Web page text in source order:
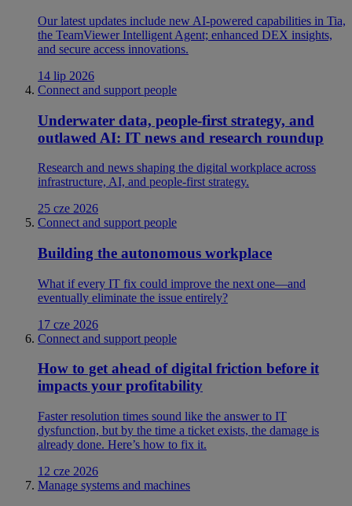
Our latest updates include new AI-powered capabilities in Tia,
the TeamViewer Intelligent Agent; enhanced DEX insights,
and secure access innovations.
14 lip 2026
Connect and support people
Underwater data, people-first strategy, and
outlawed AI: IT news and research roundup
Research and news shaping the digital workplace across
infrastructure, AI, and people-first strategy.
25 cze 2026
Connect and support people
Building the autonomous workplace
What if every IT fix could improve the next one—and
eventually eliminate the issue entirely?
17 cze 2026
Connect and support people
How to get ahead of digital friction before it
impacts your profitability
Faster resolution times sound like the answer to IT
dysfunction, but by the time a ticket exists, the damage is
already done. Here’s how to fix it.
12 cze 2026
Manage systems and machines